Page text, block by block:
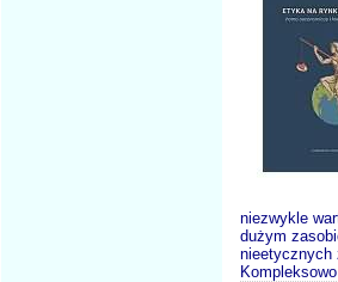
niezwykle
dużym
nieetycznych